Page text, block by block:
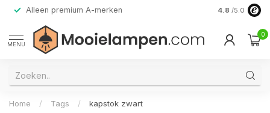
Alleen premium A-merken 4.8 /5.0
MENU
0
Home / Tags / kapstok zwart